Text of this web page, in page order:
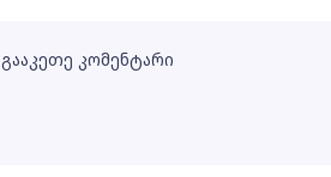
გააკეთე კომენტარი